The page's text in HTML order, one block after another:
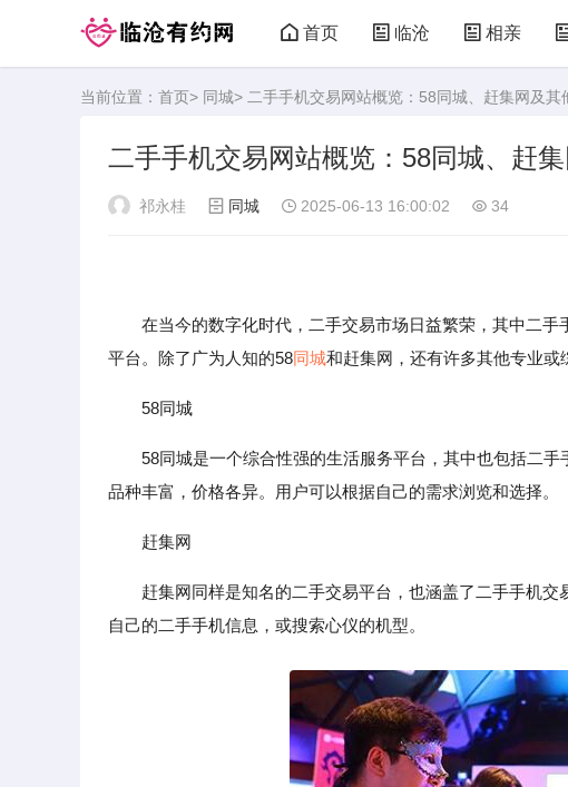
首页 临沧 相亲
临沧有约网
当前位置： 首页> 同城> 二手手机交易网站概览：58同城、赶集网及其
二手手机交易网站概览：58同城、赶
祁永桂 同城 2025-06-13 16:00:02 34
在当今的数字化时代，二手交易市场日益繁荣，其中二手
平台。除了广为人知的58同城和赶集网，还有许多其他专业或
58同城
58同城是一个综合性强的生活服务平台，其中也包括二
品种丰富，价格各异。用户可以根据自己的需求浏览和选择。
赶集网
赶集网同样是知名的二手交易平台，也涵盖了二手手机
自己的二手手机信息，或搜索心仪的机型。